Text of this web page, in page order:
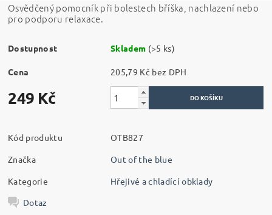
Osvědčený pomocník při bolestech bříška, nachlazení nebo
pro podporu relaxace.
Dostupnost Skladem (>5 ks)
Cena 205,79 Kč bez DPH
249 Kč
Kód produktu
OTB827
Značka
Out of the blue
Kategorie
Hřejivé a chladící obklady
Dotaz